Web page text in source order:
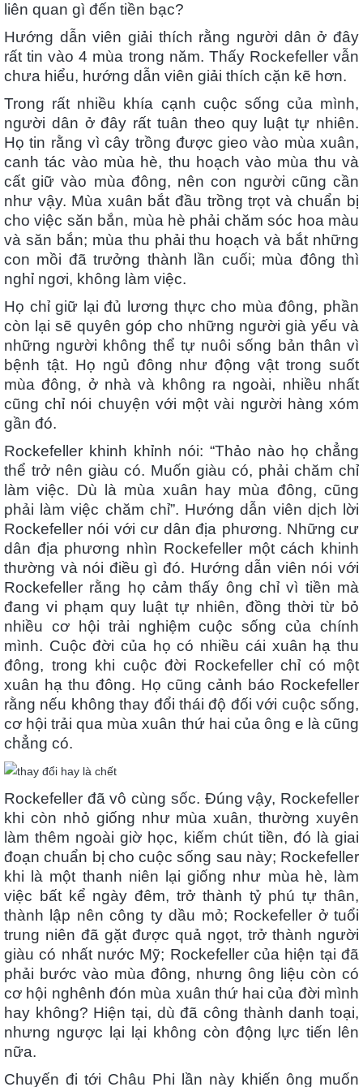
liên quan gì đến tiền bạc?
Hướng dẫn viên giải thích rằng người dân ở đây
rất tin vào 4 mùa trong năm. Thấy Rockefeller vẫn
chưa hiểu, hướng dẫn viên giải thích cặn kẽ hơn.
Trong rất nhiều khía cạnh cuộc sống của mình,
người dân ở đây rất tuân theo quy luật tự nhiên.
Họ tin rằng vì cây trồng được gieo vào mùa xuân,
canh tác vào mùa hè, thu hoạch vào mùa thu và
cất giữ vào mùa đông, nên con người cũng cần
như vậy. Mùa xuân bắt đầu trồng trọt và chuẩn bị
cho việc săn bắn, mùa hè phải chăm sóc hoa màu
và săn bắn; mùa thu phải thu hoạch và bắt những
con mồi đã trưởng thành lần cuối; mùa đông thì
nghỉ ngơi, không làm việc.
Họ chỉ giữ lại đủ lương thực cho mùa đông, phần
còn lại sẽ quyên góp cho những người già yếu và
những người không thể tự nuôi sống bản thân vì
bệnh tật. Họ ngủ đông như động vật trong suốt
mùa đông, ở nhà và không ra ngoài, nhiều nhất
cũng chỉ nói chuyện với một vài người hàng xóm
gần đó.
Rockefeller khinh khỉnh nói: “Thảo nào họ chẳng
thể trở nên giàu có. Muốn giàu có, phải chăm chỉ
làm việc. Dù là mùa xuân hay mùa đông, cũng
phải làm việc chăm chỉ”. Hướng dẫn viên dịch lời
Rockefeller nói với cư dân địa phương. Những cư
dân địa phương nhìn Rockefeller một cách khinh
thường và nói điều gì đó. Hướng dẫn viên nói với
Rockefeller rằng họ cảm thấy ông chỉ vì tiền mà
đang vi phạm quy luật tự nhiên, đồng thời từ bỏ
nhiều cơ hội trải nghiệm cuộc sống của chính
mình. Cuộc đời của họ có nhiều cái xuân hạ thu
đông, trong khi cuộc đời Rockefeller chỉ có một
xuân hạ thu đông. Họ cũng cảnh báo Rockefeller
rằng nếu không thay đổi thái độ đối với cuộc sống,
cơ hội trải qua mùa xuân thứ hai của ông e là cũng
chẳng có.
Rockefeller đã vô cùng sốc. Đúng vậy, Rockefeller
khi còn nhỏ giống như mùa xuân, thường xuyên
làm thêm ngoài giờ học, kiếm chút tiền, đó là giai
đoạn chuẩn bị cho cuộc sống sau này; Rockefeller
khi là một thanh niên lại giống như mùa hè, làm
việc bất kể ngày đêm, trở thành tỷ phú tự thân,
thành lập nên công ty dầu mỏ; Rockefeller ở tuổi
trung niên đã gặt được quả ngọt, trở thành người
giàu có nhất nước Mỹ; Rockefeller của hiện tại đã
phải bước vào mùa đông, nhưng ông liệu còn có
cơ hội nghênh đón mùa xuân thứ hai của đời mình
hay không? Hiện tại, dù đã công thành danh toại,
nhưng ngược lại lại không còn động lực tiến lên
nữa.
Chuyến đi tới Châu Phi lần này khiến ông muốn